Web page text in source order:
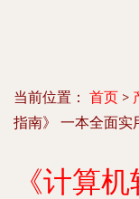
当前位置： 首页 >
指南》 一本全面实
《计算